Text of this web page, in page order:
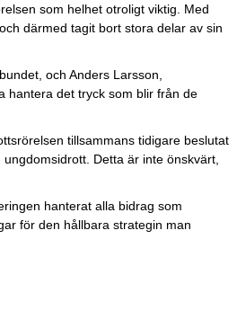
som helhet otroligt viktig. Med
därmed tagit bort stora delar av sin
och Anders Larsson,
hantera det tryck som blir från de
tillsammans tidigare beslutat
Detta är inte önskvärt,
hanterat alla bidrag som
för den hållbara strategin man